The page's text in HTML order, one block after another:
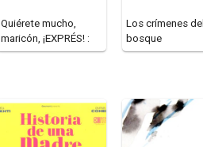
Quiérete mucho,
maricón, ¡EXPRÉS! :
un manual de bolsillo
Los crímenes del
bosque